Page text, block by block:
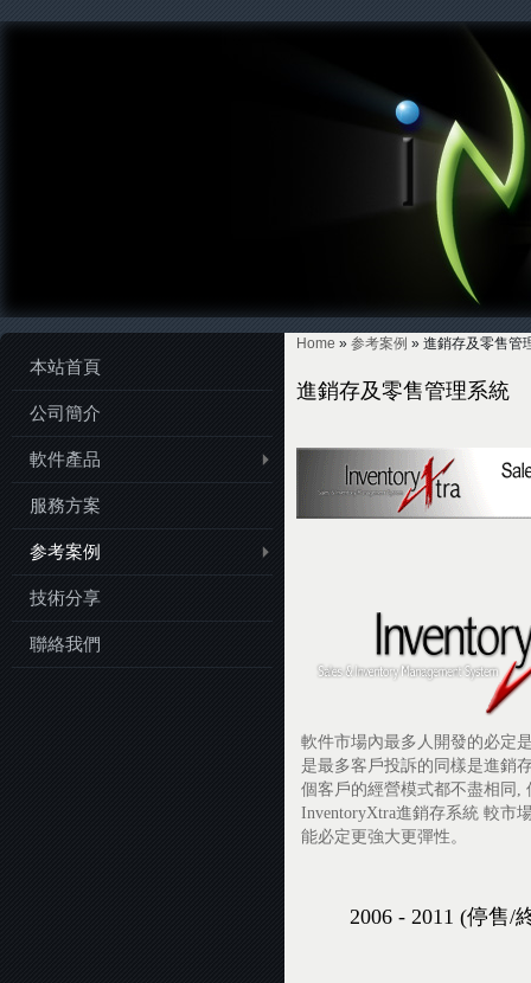
Home » 参考案例 » 進銷存及零售管
進銷存及零售管理系統
軟件市場內最多人開發的必定
是最多客戶投訴的同樣是進銷
個客戶的經營模式都不盡相同,
InventoryXtra進銷存系統 較市
能必定更強大更彈性。
2006 - 2011 (停售/
本站首頁
公司簡介
軟件產品
服務方案
参考案例
技術分享
聯絡我們